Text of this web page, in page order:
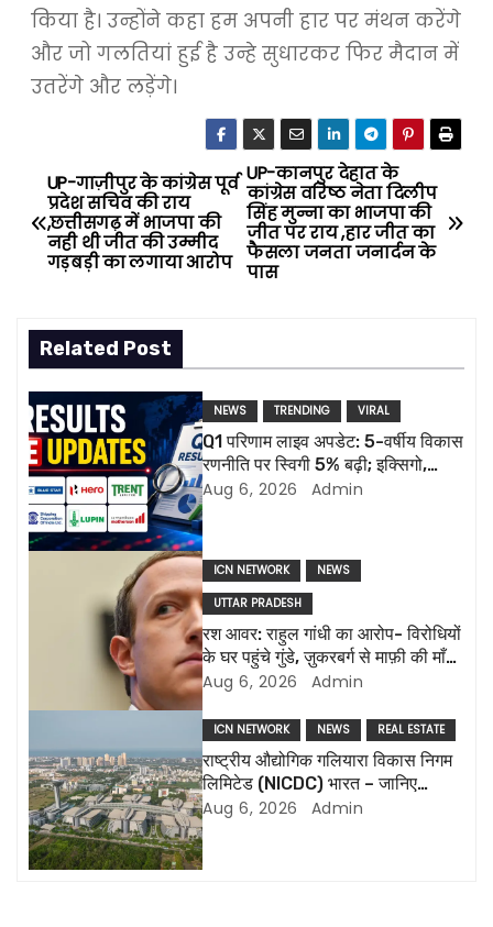
किया है। उन्होंने कहा हम अपनी हार पर मंथन करेंगे
और जो गलतियां हुई है उन्हे सुधारकर फिर मैदान में
उतरेंगे और लड़ेंगे।
P
o
t
n
a
v
i
g
o
n
UP-कानपुर देहात के
कांग्रेस वरिष्ठ नेता दिलीप
सिंह मुन्ना का भाजपा की
जीत पर राय ,हार जीत का
फैसला जनता जनार्दन के
पास
UP-गाज़ीपुर के कांग्रेस पूर्व
प्रदेश सचिव की राय
,छत्तीसगढ़ में भाजपा की
नही थी जीत की उम्मीद
गड़बड़ी का लगाया आरोप
Related Post
NEWS TRENDING VIRAL
Q1 परिणाम लाइव अपडेट: 5-वर्षीय विकास
रणनीति पर स्विगी 5% बढ़ी; इक्सिगो,
ल्यूपिन की रिपोर्ट आज
Aug 6, 2026 Admin
ICN NETWORK
NEWS
UTTAR PRADESH
रश आवर: राहुल गांधी का आरोप- विरोधियों
के घर पहुंचे गुंडे, ज़ुकरबर्ग से माफ़ी की माँग
और भी कई मुद्दे
Aug 6, 2026 Admin
ICN NETWORK NEWS REAL ESTATE
राष्ट्रीय औद्योगिक गलियारा विकास निगम
लिमिटेड (NICDC) भारत – जानिए
सबकुछ
Aug 6, 2026 Admin